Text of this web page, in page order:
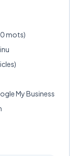
mots)
My Business